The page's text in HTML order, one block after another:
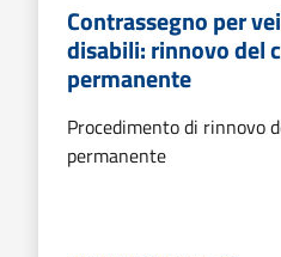
Contrassegno per
disabili: rinnovo del
permanente
Procedimento di rinnovo
permanente